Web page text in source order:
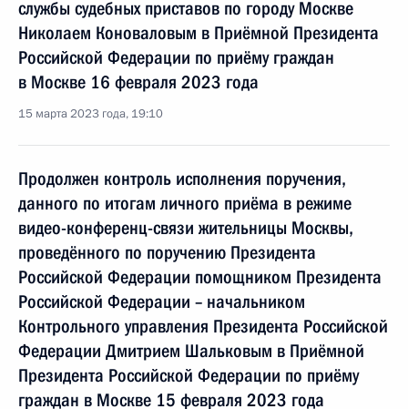
службы судебных приставов по городу Москве
Николаем Коноваловым в Приёмной Президента
Российской Федерации по приёму граждан
в Москве 16 февраля 2023 года
15 марта 2023 года, 19:10
Продолжен контроль исполнения поручения,
данного по итогам личного приёма в режиме
видео-конференц-связи жительницы Москвы,
проведённого по поручению Президента
Российской Федерации помощником Президента
Российской Федерации – начальником
Контрольного управления Президента Российской
Федерации Дмитрием Шальковым в Приёмной
Президента Российской Федерации по приёму
граждан в Москве 15 февраля 2023 года